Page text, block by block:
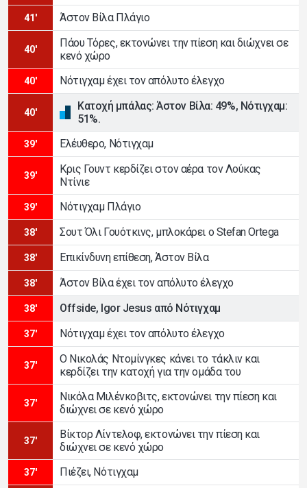
41' Άστον Βίλα Πλάγιο
40'
Πάου Τόρες, εκτονώνει την πίεση και διώχνει σε
κενό χώρο
40' Νότιγχαμ έχει τον απόλυτο έλεγχο
40'
Κατοχή μπάλας: Άστον Βίλα: 49%, Νότιγχαμ:
51%.
39' Ελέυθερο, Νότιγχαμ
39'
Κρις Γουντ κερδίζει στον αέρα τον Λούκας
Ντίνιε
39' Νότιγχαμ Πλάγιο
38' Σουτ Όλι Γουότκινς, μπλοκάρει ο Stefan Ortega
38' Επικίνδυνη επίθεση, Άστον Βίλα
38' Άστον Βίλα έχει τον απόλυτο έλεγχο
38' Offside, Igor Jesus από Νότιγχαμ
37' Νότιγχαμ έχει τον απόλυτο έλεγχο
37'
Ο Νικολάς Ντομίνγκες κάνει το τάκλιν και
κερδίζει την κατοχή για την ομάδα του
37'
Νικόλα Μιλένκοβιτς, εκτονώνει την πίεση και
διώχνει σε κενό χώρο
37'
Βίκτορ Λίντελοφ, εκτονώνει την πίεση και
διώχνει σε κενό χώρο
37' Πιέζει, Νότιγχαμ